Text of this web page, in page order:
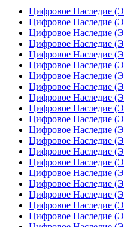
Цифровое Наследие
Цифровое Наследие
Цифровое Наследие
Цифровое Наследие
Цифровое Наследие
Цифровое Наследие
Цифровое Наследие
Цифровое Наследие
Цифровое Наследие
Цифровое Наследие
Цифровое Наследие
Цифровое Наследие
Цифровое Наследие
Цифровое Наследие
Цифровое Наследие
Цифровое Наследие
Цифровое Наследие
Цифровое Наследие
Цифровое Наследие
Цифровое Наследие